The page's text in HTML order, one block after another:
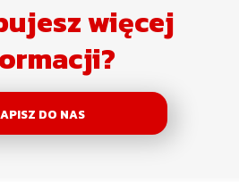
więcej
DO NAS